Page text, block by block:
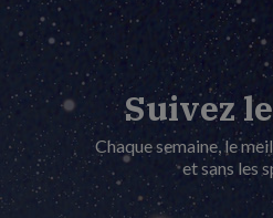
Suivez
Chaque semaine, le
et sans les